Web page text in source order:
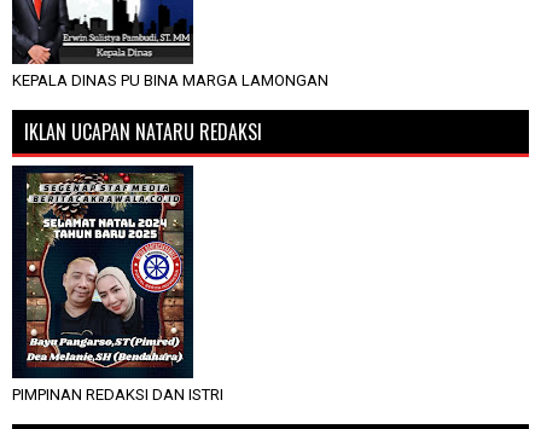
KEPALA DINAS PU BINA MARGA LAMONGAN
IKLAN UCAPAN NATARU REDAKSI
PIMPINAN REDAKSI DAN ISTRI